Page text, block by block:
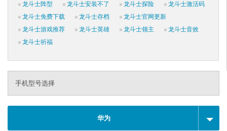
龙斗士阵型
龙斗士安装不了 龙斗士探险
龙斗士激活码
龙斗士免费下载
龙斗士存档
龙斗士官网更新
龙斗士游戏推荐
龙斗士英雄 龙斗士领主
龙斗士音效
龙斗士祈福
手机型号选择
华为